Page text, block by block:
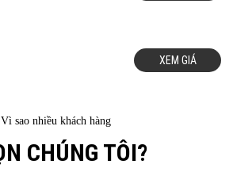
XEM GIÁ
Vì sao nhiều khách hàng
CHÚNG TÔI?